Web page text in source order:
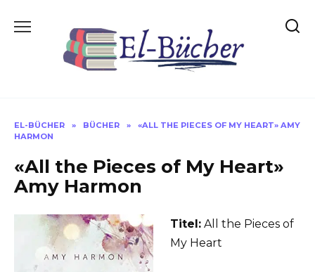
EL-BÜCHER » BÜCHER »
«ALL THE PIECES OF MY HEART» AMY
HARMON
«All the Pieces of My Heart»
Amy Harmon
Titel: All the Pieces of
My Heart